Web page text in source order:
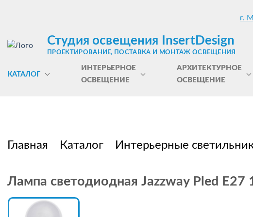
г.
Студия освещения InsertDesign
ПРОЕКТИРОВАНИЕ, ПОСТАВКА И МОНТАЖ ОСВЕЩЕНИЯ
КАТАЛОГ
ИНТЕРЬЕРНОЕ
ОСВЕЩЕНИЕ
АРХИТЕКТУРНОЕ
ОСВЕЩЕНИЕ
Главная Каталог Интерьерные
Лампа светодиодная Jazzway Pled